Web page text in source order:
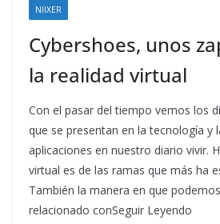
NIIXER
Cybershoes, unos
la realidad virtual
Con el pasar del tiempo vemos los
que se presentan en la tecnología y
aplicaciones en nuestro diario vivir.
virtual es de las ramas que más ha
También la manera en que
relacionado conSeguir Leyendo